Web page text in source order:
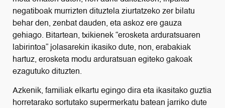
negatiboak murrizten dituztela ziurtatzeko zer bilatu
behar den, zenbat dauden, eta askoz ere gauza
gehiago. Bitartean, txikienek “erosketa arduratsuaren
labirintoa” jolasarekin ikasiko dute, non, erabakiak
hartuz, erosketa modu arduratsuan egiteko gakoak
ezagutuko dituzten.
Azkenik, familiak elkartu egingo dira eta ikasitako guztia
horretarako sortutako supermerkatu batean jarriko dute